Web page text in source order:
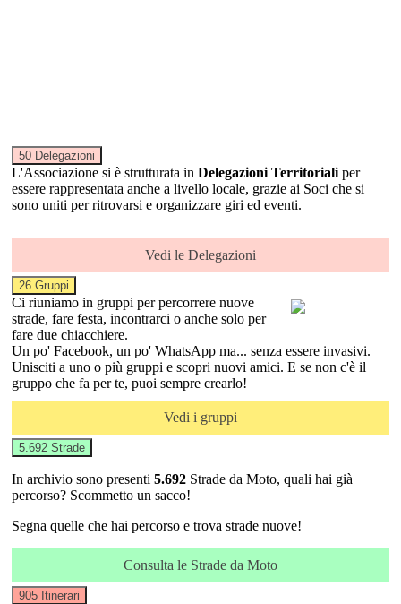
50 Delegazioni
L'Associazione si è strutturata in Delegazioni Territoriali per
essere rappresentata anche a livello locale, grazie ai Soci che si
sono uniti per ritrovarsi e organizzare giri ed eventi.
Vedi le Delegazioni
26 Gruppi
Ci riuniamo in gruppi per percorrere nuove
strade, fare festa, incontrarci o anche solo per
fare due chiacchiere.
Un po' Facebook, un po' WhatsApp ma... senza essere invasivi.
Unisciti a uno o più gruppi e scopri nuovi amici. E se non c'è il
gruppo che fa per te, puoi sempre crearlo!
Vedi i gruppi
5.692 Strade
In archivio sono presenti 5.692 Strade da Moto, quali hai già
percorso? Scommetto un sacco!
Segna quelle che hai percorso e trova strade nuove!
Consulta le Strade da Moto
905 Itinerari